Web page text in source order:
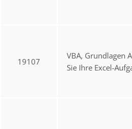
19107
VBA, Grundlagen
Sie Ihre Excel-